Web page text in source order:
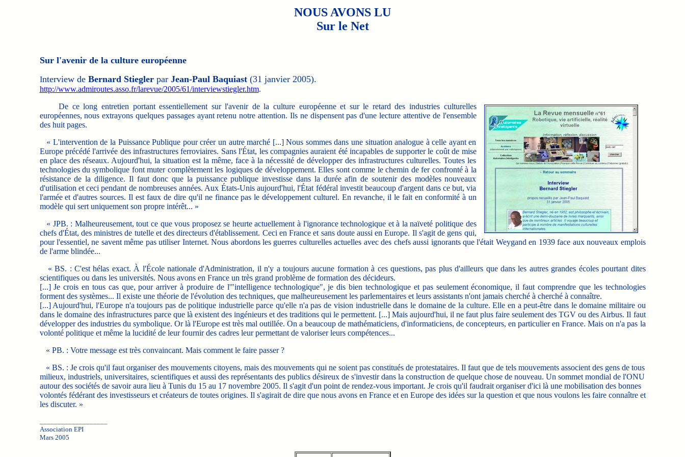
NOUS AVONS LU
Sur le Net
Sur l'avenir de la culture européenne
Interview de Bernard Stieglerpar Jean-Paul Baquiast(31 janvier 2005).
http://www.admiroutes.asso.fr/larevue/2005/61/interviewstiegler.htm.
De ce long entretien portant essentiellement sur l'avenir de la culture européenne et sur le retard des industries culturelles
européennes, nous extrayons quelques passages ayant retenu notre attention. Ils ne dispensent pas d'une lecture attentive de l'ensemble
des huit pages.
« L'intervention de la Puissance Publique pour créer un autre marché [...] Nous sommes dans une situation analogue à celle ayant en
Europe précédé l'arrivée des infrastructures ferroviaires. Sans l'État, les compagnies auraient été incapables de supporter le coût de mise
en place des réseaux. Aujourd'hui, la situation est la même, face à la nécessité de développer des infrastructures culturelles. Toutes les
technologies du symbolique font muter complètement les logiques de développement. Elles sont comme le chemin de fer confronté à la
résistance de la diligence. Il faut donc que la puissance publique investisse dans la durée afin de soutenir des modèles nouveaux
d'utilisation et ceci pendant de nombreuses années. Aux États-Unis aujourd'hui, l'État fédéral investit beaucoup d'argent dans ce but, via
l'armée et d'autres sources. Il est faux de dire qu'il ne finance pas le développement culturel. En revanche, il le fait en conformité à un
modèle qui sert uniquement son propre intérêt... »
« JPB. : Malheureusement, tout ce que vous proposez se heurte actuellement à l'ignorance technologique et à la naïveté politique des
chefs d'État, des ministres de tutelle et des directeurs d'établissement. Ceci en France et sans doute aussi en Europe. Il s'agit de gens qui,
pour l'essentiel, ne savent même pas utiliser Internet. Nous abordons les guerres culturelles actuelles avec des chefs aussi ignorants que l'était Weygand en 1939 face aux nouveaux emplois
de l'arme blindée...
« BS. : C'est hélas exact. À l'École nationale d'Administration, il n'y a toujours aucune formation à ces questions, pas plus d'ailleurs que dans les autres grandes écoles pourtant dites
scientifiques ou dans les universités. Nous avons en France un très grand problème de formation des décideurs.
[...] Je crois en tous cas que, pour arriver à produire de l'"intelligence technologique", je dis bien technologique et pas seulement économique, il faut comprendre que les technologies
forment des systèmes... Il existe une théorie de l'évolution des techniques, que malheureusement les parlementaires et leurs assistants n'ont jamais cherché à cherché à connaître.
[...] Aujourd'hui, l'Europe n'a toujours pas de politique industrielle parce qu'elle n'a pas de vision industrielle dans le domaine de la culture. Elle en a peut-être dans le domaine militaire ou
dans le domaine des infrastructures parce que là existent des ingénieurs et des traditions qui le permettent. [...] Mais aujourd'hui, il ne faut plus faire seulement des TGV ou des Airbus. Il faut
développer des industries du symbolique. Or là l'Europe est très mal outillée. On a beaucoup de mathématiciens, d'informaticiens, de concepteurs, en particulier en France. Mais on n'a pas la
volonté politique et même la lucidité de leur fournir des cadres leur permettant de valoriser leurs compétences...
« PB. : Votre message est très convaincant. Mais comment le faire passer ?
« BS. : Je crois qu'il faut organiser des mouvements citoyens, mais des mouvements qui ne soient pas constitués de protestataires. Il faut que de tels mouvements associent des gens de tous
milieux, industriels, universitaires, scientifiques et aussi des représentants des publics désireux de s'investir dans la construction de quelque chose de nouveau. Un sommet mondial de l'ONU
autour des sociétés de savoir aura lieu à Tunis du 15 au 17 novembre 2005. Il s'agit d'un point de rendez-vous important. Je crois qu'il faudrait organiser d'ici là une mobilisation des bonnes
volontés fédérant des investisseurs et créateurs de toutes origines. Il s'agirait de dire que nous avons en France et en Europe des idées sur la question et que nous voulons les faire connaître et
les discuter. »
Association EPI
Mars 2005